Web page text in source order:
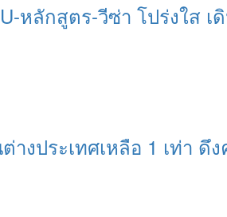
หลักสูตร-วีซ่า โปร่งใส
ประเทศเหลือ 1 เท่า ดึ